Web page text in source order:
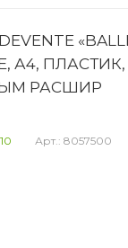
А4, ПЛАСТИК,
РАСШИР
Арт.: 8057500